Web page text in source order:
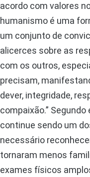
acordo com valores
humanismo é uma
um conjunto de
alicerces sobre as
com os outros,
precisam,
dever, integridade,
compaixão.”
continue sendo um
necessário
tornaram menos
exames físicos